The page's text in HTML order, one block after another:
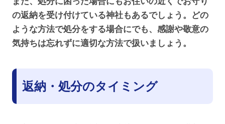
の返納を受け付けている神社もあるでしょう。どの
ような方法で処分をする場合にでも、感謝や敬意の
気持ちは忘れずに適切な方法で扱いましょう。
返納・処分のタイミング